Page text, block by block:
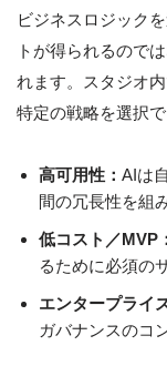
ビジネスロジック
トが得られるので
れます。スタジオ
特定の戦略を選択で
高可用性： AIは
間の冗長性を組
低コスト／MVP：
るために必須の
エンタープライ
ガバナンスのコ